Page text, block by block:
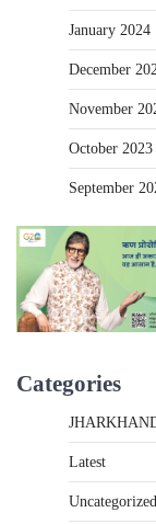
January 2024
December
November
October 2023
September
Categories
Latest
Uncategorized